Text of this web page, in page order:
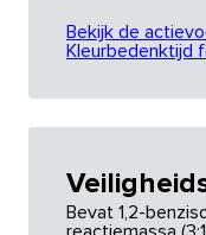
Bekijk de
Kleurbedenktijd
Bevat 1,2-
reactiemassa